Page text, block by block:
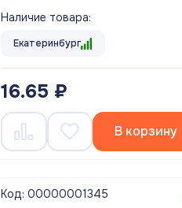
Наличие товара:
Екатеринбург
16.65 ₽
В корзину
Код: 00000001345